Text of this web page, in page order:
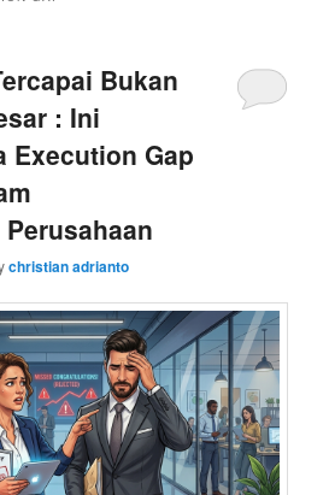
Bukan
: Ini
Execution Gap
christian adrianto